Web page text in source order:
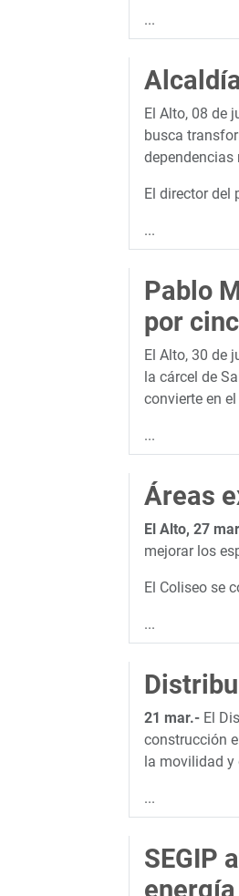
...
El Alto, 08 de
busca
dependencias
El director del
...
Pablo
por
El Alto, 30 de
la cárcel de
convierte en
...
Áreas
El Alto, 27
mejorar los
El Coliseo se
...
21 mar.- El
construcción
la movilidad y
...
SEGIP
energía